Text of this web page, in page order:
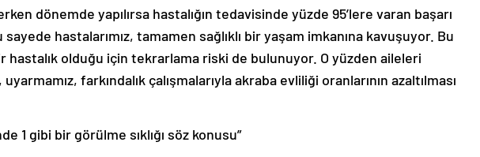
dönemde yapılırsa hastalığın tedavisinde yüzde 95’lere varan başarı
sayede hastalarımız, tamamen sağlıklı bir yaşam imkanına kavuşuyor. Bu
hastalık olduğu için tekrarlama riski de bulunuyor. O yüzden aileleri
farkındalık çalışmalarıyla akraba evliliği oranlarının azaltılması
1 gibi bir görülme sıklığı söz konusu”